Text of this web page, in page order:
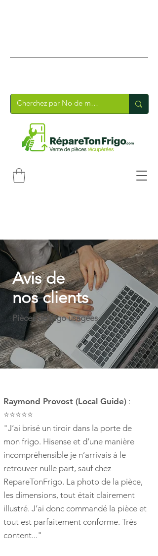
Avis de
nos clients
Pièces de frigo usagées
Raymond Provost (Local Guide) :
⭐⭐⭐⭐⭐
"J’ai brisé un tiroir dans la porte de
mon frigo. Hisense et d’une manière
incompréhensible je n’arrivais à le
retrouver nulle part, sauf chez
RepareTonFrigo. La photo de la pièce,
les dimensions, tout était clairement
illustré. J’ai donc commandé la pièce et
tout est parfaitement conforme. Très
content..."